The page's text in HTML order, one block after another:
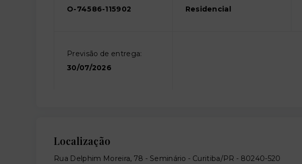
O-74586-115902
Residencial
Previsão de entrega:
30/07/2026
Localização
Rua Delphim Moreira, 78 - Seminário - Curitiba/PR - 80240-520